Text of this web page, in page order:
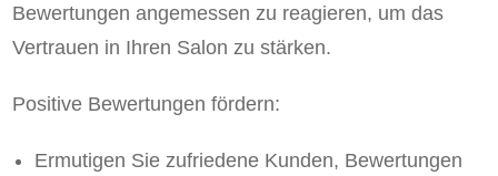
Bewertungen angemessen zu reagieren, um das
Vertrauen in Ihren Salon zu stärken.
Positive Bewertungen fördern:
Ermutigen Sie zufriedene Kunden, Bewertungen